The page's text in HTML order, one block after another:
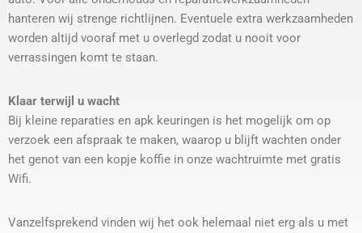
hanteren wij strenge richtlijnen. Eventuele extra werkzaamheden
worden altijd vooraf met u overlegd zodat u nooit voor
verrassingen komt te staan.
Klaar terwijl u wacht
Bij kleine reparaties en apk keuringen is het mogelijk om op
verzoek een afspraak te maken, waarop u blijft wachten onder
het genot van een kopje koffie in onze wachtruimte met gratis
Wifi.
Vanzelfsprekend vinden wij het ook helemaal niet erg als u met